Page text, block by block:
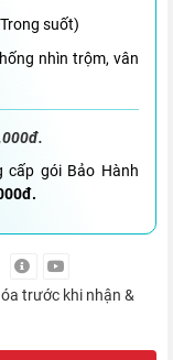
suốt)
nhìn trộm, vân
cấp gói Bảo Hành
trước khi nhận &